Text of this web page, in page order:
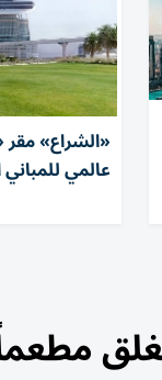
«الشراع»
عالمي